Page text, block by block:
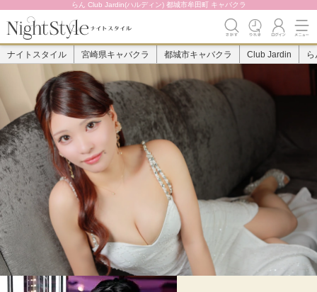
らん Club Jardin(ハルディン) 都城市牟田町 キャバクラ
ナイトスタイル 宮崎県キャバクラ 都城市キャバクラ Club Jardin